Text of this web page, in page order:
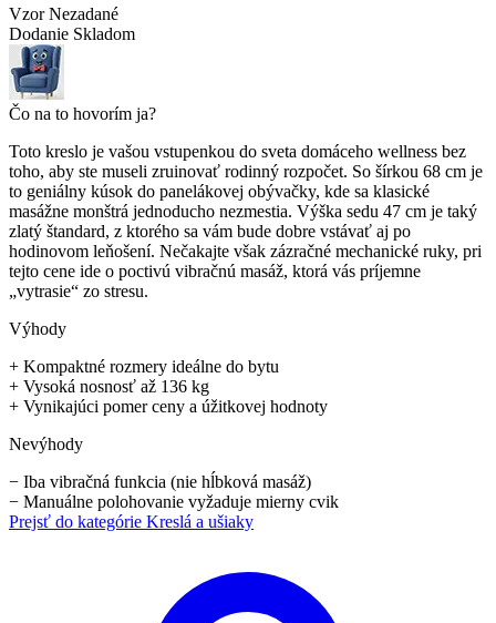
Vzor Nezadané
Dodanie Skladom
Čo na to hovorím ja?
Toto kreslo je vašou vstupenkou do sveta domáceho wellness bez
toho, aby ste museli zruinovať rodinný rozpočet. So šírkou 68 cm je
to geniálny kúsok do panelákovej obývačky, kde sa klasické
masážne monštrá jednoducho nezmestia. Výška sedu 47 cm je taký
zlatý štandard, z ktorého sa vám bude dobre vstávať aj po
hodinovom leňošení. Nečakajte však zázračné mechanické ruky, pri
tejto cene ide o poctivú vibračnú masáž, ktorá vás príjemne
„vytrasie“ zo stresu.
Výhody
+ Kompaktné rozmery ideálne do bytu
+ Vysoká nosnosť až 136 kg
+ Vynikajúci pomer ceny a úžitkovej hodnoty
Nevýhody
− Iba vibračná funkcia (nie hĺbková masáž)
− Manuálne polohovanie vyžaduje mierny cvik
Prejsť do kategórie Kreslá a ušiaky